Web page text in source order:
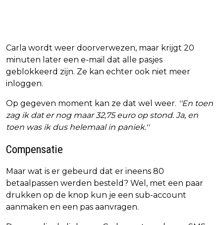
Carla wordt weer doorverwezen, maar krijgt 20
minuten later een e-mail dat alle pasjes
geblokkeerd zijn. Ze kan echter ook niet meer
inloggen.
Op gegeven moment kan ze dat wel weer. ''En toen
zag ik dat er nog maar 32,75 euro op stond. Ja, en
toen was ik dus helemaal in paniek.''
Compensatie
Maar wat is er gebeurd dat er ineens 80
betaalpassen werden besteld? Wel, met een paar
drukken op de knop kun je een sub-account
aanmaken en een pas aanvragen.